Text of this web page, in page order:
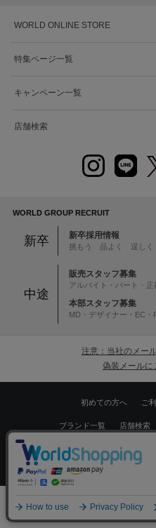
WORLD ONLINE STORE
特集ページ一覧
キャンペーン一覧
店舗検索
WORLD GROUP RECRUIT
新卒 新卒採用情報
挑もう 品よく 逞しく
中途
販売スタッフ募集
アルバイト・パート・正
本部スタッフ募集
MD・デザイナー・EC
注意：当社のメー
偽装メールに
初めての方へ ご
ブランド一覧 店舗検索
利用規約 サイトポリシ
特定商取引法に基
Copyrights © WORLD